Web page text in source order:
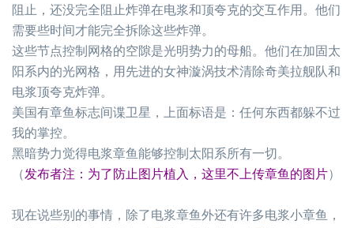
阻止，还没完全阻止炸弹在电浆和顶夸克的交互作用。他们
需要些时间才能完全拆除这些炸弹。
这些节点控制网格的空隙是光明势力的母船。他们在加固太
阳系内的光网格，用先进的女神漩涡技术清除奇美拉舰队和
电浆顶夸克炸弹。
美国有章鱼标志间谍卫星，上面标语是：任何东西都躲不过
我的掌控。
黑暗势力觉得电浆章鱼能够控制太阳系所有一切。
（发布者注：为了防止图片植入，这里不上传章鱼的图片）
现在说些别的事情，除了电浆章鱼外还有许多电浆小章鱼，